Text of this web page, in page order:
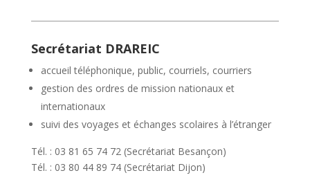
Secrétariat DRAREIC
accueil téléphonique, public, courriels, courriers
gestion des ordres de mission nationaux et
internationaux
suivi des voyages et échanges scolaires à l’étranger
Tél. : 03 81 65 74 72 (Secrétariat Besançon)
Tél. : 03 80 44 89 74 (Secrétariat Dijon)